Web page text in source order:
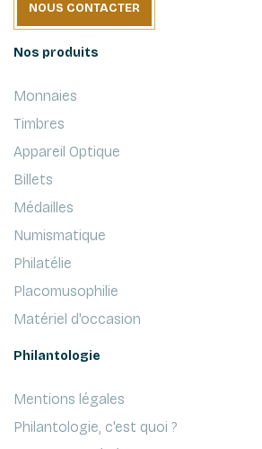
NOUS CONTACTER
Nos produits
Monnaies
Timbres
Appareil Optique
Billets
Médailles
Numismatique
Philatélie
Placomusophilie
Matériel d'occasion
Philantologie
Mentions légales
Philantologie, c'est quoi ?